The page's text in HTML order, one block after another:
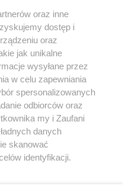
może być powielany i
w jakikolwiek sposób (w
na jakimkolwiek polu
z umieszczaniem w
praw. Jakiekolwiek użycie lub
z naruszeniem prawa,
pod groźbą kary i może być
oraz inne
dostęp i
oraz
jak unikalne
wysyłane przez
w celu zapewniania
spersonalizowanych
odbiorców oraz
my i Zaufani
danych
skanować
identyfikacji.